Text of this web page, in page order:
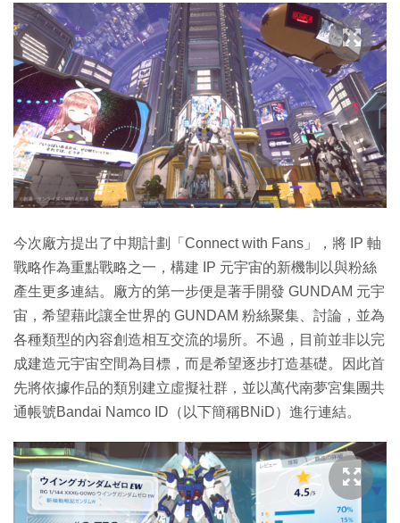
今次廠方提出了中期計劃「Connect with Fans」，將 IP 軸
戰略作為重點戰略之一，構建 IP 元宇宙的新機制以與粉絲
產生更多連結。廠方的第一步便是著手開發 GUNDAM 元宇
宙，希望藉此讓全世界的 GUNDAM 粉絲聚集、討論，並為
各種類型的內容創造相互交流的場所。不過，目前並非以完
成建造元宇宙空間為目標，而是希望逐步打造基礎。因此首
先將依據作品的類別建立虛擬社群，並以萬代南夢宮集團共
通帳號Bandai Namco ID（以下簡稱BNiD）進行連結。